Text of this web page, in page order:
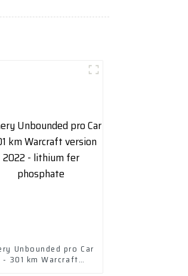
Unbounded pro Car
- 301 km Warcraft